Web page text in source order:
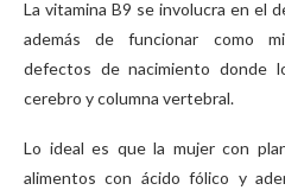
La vitamina B9 se involucra en el
además de funcionar como
defectos de nacimiento donde
cerebro y columna vertebral.
Lo ideal es que la mujer con
alimentos con ácido fólico y